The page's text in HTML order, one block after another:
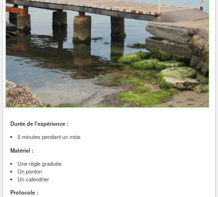
Durée de l'expérience :
5 minutes pendant un mois
Matériel :
Une règle graduée
Un ponton
Un calendrier
Protocole :